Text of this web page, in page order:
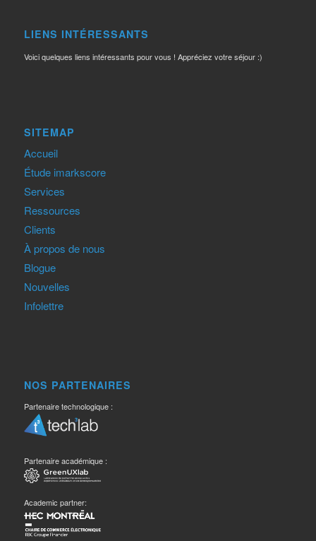
LIENS INTÉRESSANTS
Voici quelques liens intéressants pour vous ! Appréciez votre séjour :)
SITEMAP
Accueil
Étude imarkscore
Services
Ressources
Clients
À propos de nous
Blogue
Nouvelles
Infolettre
NOS PARTENAIRES
Partenaire technologique :
Partenaire académique :
Academic partner: